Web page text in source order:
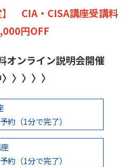
】 CIA・CISA講座受講料
円OFF
オンライン説明会開催
〉〉〉〉
約（1分で完了）
約（1分で完了）